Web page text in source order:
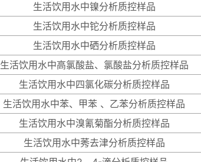
生活饮用水中镍分析质控样品
生活饮用水中铊分析质控样品
生活饮用水中硒分析质控样品
生活饮用水中高氯酸盐、氯酸盐分析质控样品
生活饮用水中四氯化碳分析质控样品
生活饮用水中苯、甲苯 、乙苯分析质控样品
生活饮用水中溴氰菊酯分析质控样品
生活饮用水中莠去津分析质控样品